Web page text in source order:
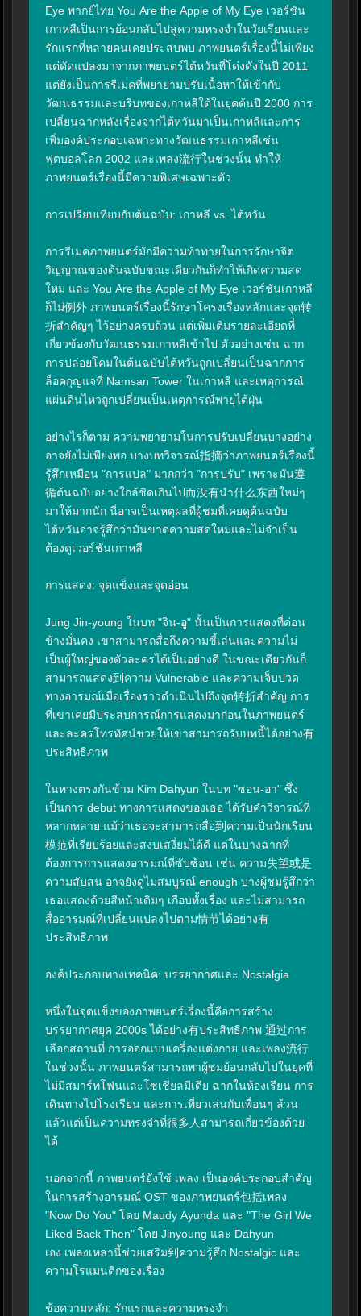
Eye พากย์ไทย You Are the Apple of My Eye เวอร์ชัน
เกาหลีเป็นการย้อนกลับไปสู่ความทรงจำในวัยเรียนและ
รักแรกที่หลายคนเคยประสบพบ ภาพยนตร์เรื่องนี้ไม่เพียง
แต่ดัดแปลงมาจากภาพยนตร์ไต้หวันที่โด่งดังในปี 2011
แต่ยังเป็นการรีเมคที่พยายามปรับเนื้อหาให้เข้ากับ
วัฒนธรรมและบริบทของเกาหลีใต้ในยุคต้นปี 2000 การ
เปลี่ยนฉากหลังเรื่องจากไต้หวันมาเป็นเกาหลีและการ
เพิ่มองค์ประกอบเฉพาะทางวัฒนธรรมเกาหลีเช่น
ฟุตบอลโลก 2002 และเพลง流行ในช่วงนั้น ทำให้
ภาพยนตร์เรื่องนี้มีความพิเศษเฉพาะตัว
การเปรียบเทียบกับต้นฉบับ: เกาหลี vs. ไต้หวัน
การรีเมคภาพยนตร์มักมีความท้าทายในการรักษาจิต
วิญญาณของต้นฉบับขณะเดียวกันก็ทำให้เกิดความสด
ใหม่ และ You Are the Apple of My Eye เวอร์ชันเกาหลี
ก็ไม่例外 ภาพยนตร์เรื่องนี้รักษาโครงเรื่องหลักและจุด转
折สำคัญๆ ไว้อย่างครบถ้วน แต่เพิ่มเติมรายละเอียดที่
เกี่ยวข้องกับวัฒนธรรมเกาหลีเข้าไป ตัวอย่างเช่น ฉาก
การปล่อยโคมในต้นฉบับไต้หวันถูกเปลี่ยนเป็นฉากการ
ล็อคกุญแจที่ Namsan Tower ในเกาหลี และเหตุการณ์
แผ่นดินไหวถูกเปลี่ยนเป็นเหตุการณ์พายุไต้ฝุ่น
อย่างไรก็ตาม ความพยายามในการปรับเปลี่ยนบางอย่าง
อาจยังไม่เพียงพอ บางบทวิจารณ์指摘ว่าภาพยนตร์เรื่องนี้
รู้สึกเหมือน "การแปล" มากกว่า "การปรับ" เพราะมัน遵
循ต้นฉบับอย่างใกล้ชิดเกินไป而没有นำ什么东西ใหม่ๆ
มาให้มากนัก นี่อาจเป็นเหตุผลที่ผู้ชมที่เคยดูต้นฉบับ
ไต้หวันอาจรู้สึกว่ามันขาดความสดใหม่และไม่จำเป็น
ต้องดูเวอร์ชันเกาหลี
การแสดง: จุดแข็งและจุดอ่อน
Jung Jin-young ในบท "จิน-อู" นั้นเป็นการแสดงที่ค่อน
ข้างมั่นคง เขาสามารถสื่อถึงความขี้เล่นและความไม่
เป็นผู้ใหญ่ของตัวละครได้เป็นอย่างดี ในขณะเดียวกันก็
สามารถแสดง到ความ Vulnerable และความเจ็บปวด
ทางอารมณ์เมื่อเรื่องราวดำเนินไปถึงจุด转折สำคัญ การ
ที่เขาเคยมีประสบการณ์การแสดงมาก่อนในภาพยนตร์
และละครโทรทัศน์ช่วยให้เขาสามารถรับบทนี้ได้อย่าง有
ประสิทธิภาพ
ในทางตรงกันข้าม Kim Dahyun ในบท "ซอน-อา" ซึ่ง
เป็นการ debut ทางการแสดงของเธอ ได้รับคำวิจารณ์ที่
หลากหลาย แม้ว่าเธอจะสามารถสื่อ到ความเป็นนักเรียน
模范ที่เรียบร้อยและสงบเสงี่ยมได้ดี แต่ในบางฉากที่
ต้องการการแสดงอารมณ์ที่ซับซ้อน เช่น ความ失望或是
ความสับสน อาจยังดูไม่สมบูรณ์ enough บางผู้ชมรู้สึกว่า
เธอแสดงด้วยสีหน้าเดิมๆ เกือบทั้งเรื่อง และไม่สามารถ
สื่ออารมณ์ที่เปลี่ยนแปลงไปตาม情节ได้อย่าง有
ประสิทธิภาพ
องค์ประกอบทางเทคนิค: บรรยากาศและ Nostalgia
หนึ่งในจุดแข็งของภาพยนตร์เรื่องนี้คือการสร้าง
บรรยากาศยุค 2000s ได้อย่าง有ประสิทธิภาพ 通过การ
เลือกสถานที่ การออกแบบเครื่องแต่งกาย และเพลง流行
ในช่วงนั้น ภาพยนตร์สามารถพาผู้ชมย้อนกลับไปในยุคที่
ไม่มีสมาร์ทโฟนและโซเชียลมีเดีย ฉากในห้องเรียน การ
เดินทางไปโรงเรียน และการเที่ยวเล่นกับเพื่อนๆ ล้วน
แล้วแต่เป็นความทรงจำที่很多人สามารถเกี่ยวข้องด้วย
ได้
นอกจากนี้ ภาพยนตร์ยังใช้ เพลง เป็นองค์ประกอบสำคัญ
ในการสร้างอารมณ์ OST ของภาพยนตร์包括เพลง
"Now Do You" โดย Maudy Ayunda และ "The Girl We
Liked Back Then" โดย Jinyoung และ Dahyun
เอง เพลงเหล่านี้ช่วยเสริม到ความรู้สึก Nostalgic และ
ความโรแมนติกของเรื่อง
ข้อความหลัก: รักแรกและความทรงจำ